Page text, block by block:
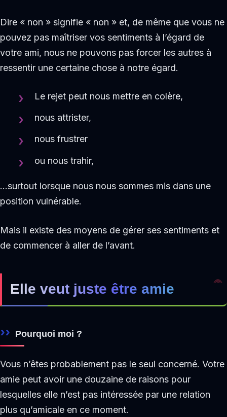
Dire « non » signifie « non » et, de même que vous ne
pouvez pas maîtriser vos sentiments à l’égard de
votre ami, nous ne pouvons pas forcer les autres à
ressentir une certaine chose à notre égard.
Le rejet peut nous mettre en colère,
nous attrister,
nous frustrer
ou nous trahir,
…surtout lorsque nous nous sommes mis dans une
position vulnérable.
Mais il existe des moyens de gérer ses sentiments et
de commencer à aller de l’avant.
Elle veut juste être amie
Pourquoi moi ?
Vous n’êtes probablement pas le seul concerné. Votre
amie peut avoir une douzaine de raisons pour
lesquelles elle n’est pas intéressée par une relation
plus qu’amicale en ce moment.